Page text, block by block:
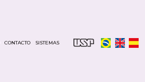
CONTACTO SISTEMAS